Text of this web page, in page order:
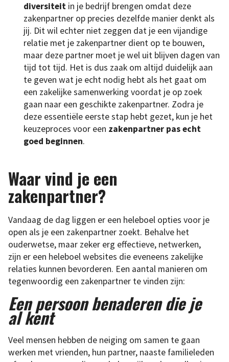
diversiteit in je bedrijf brengen omdat deze
zakenpartner op precies dezelfde manier denkt als
jij. Dit wil echter niet zeggen dat je een vijandige
relatie met je zakenpartner dient op te bouwen,
maar deze partner moet je wel uit blijven dagen van
tijd tot tijd. Het is dus zaak om altijd duidelijk aan
te geven wat je echt nodig hebt als het gaat om
een zakelijke samenwerking voordat je op zoek
gaan naar een geschikte zakenpartner. Zodra je
deze essentiële eerste stap hebt gezet, kun je het
keuzeproces voor een zakenpartner pas echt
goed beginnen.
Waar vind je een
zakenpartner?
Vandaag de dag liggen er een heleboel opties voor je
open als je een zakenpartner zoekt. Behalve het
ouderwetse, maar zeker erg effectieve, netwerken,
zijn er een heleboel websites die eveneens zakelijke
relaties kunnen bevorderen. Een aantal manieren om
tegenwoordig een zakenpartner te vinden zijn:
Een persoon benaderen die je
al kent
Veel mensen hebben de neiging om samen te gaan
werken met vrienden, hun partner, naaste familieleden